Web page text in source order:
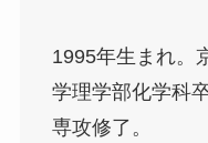
1995年生まれ。
学理学部化学科
専攻修了。